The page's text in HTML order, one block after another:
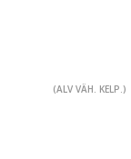
(ALV VÄH. KELP.)